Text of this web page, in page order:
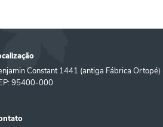
Constant 1441 (antiga Fábrica Ortopé)
95400-000